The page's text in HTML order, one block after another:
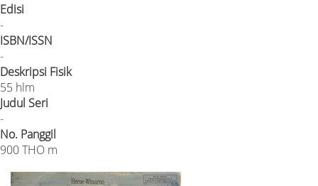
Edisi
-
ISBN/ISSN
-
Deskripsi Fisik
55 hlm
Judul Seri
-
No. Panggil
900 THO m